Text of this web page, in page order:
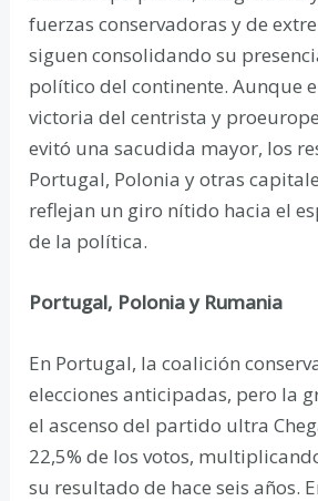
fuerzas conservadoras y de
siguen consolidando su
político del continente. Aunque
victoria del centrista y
evitó una sacudida mayor, los
Portugal, Polonia y otras
reflejan un giro nítido hacia el
de la política.
Portugal, Polonia y Rumania
En Portugal, la coalición
elecciones anticipadas, pero la
el ascenso del partido ultra
22,5% de los votos,
su resultado de hace seis años.